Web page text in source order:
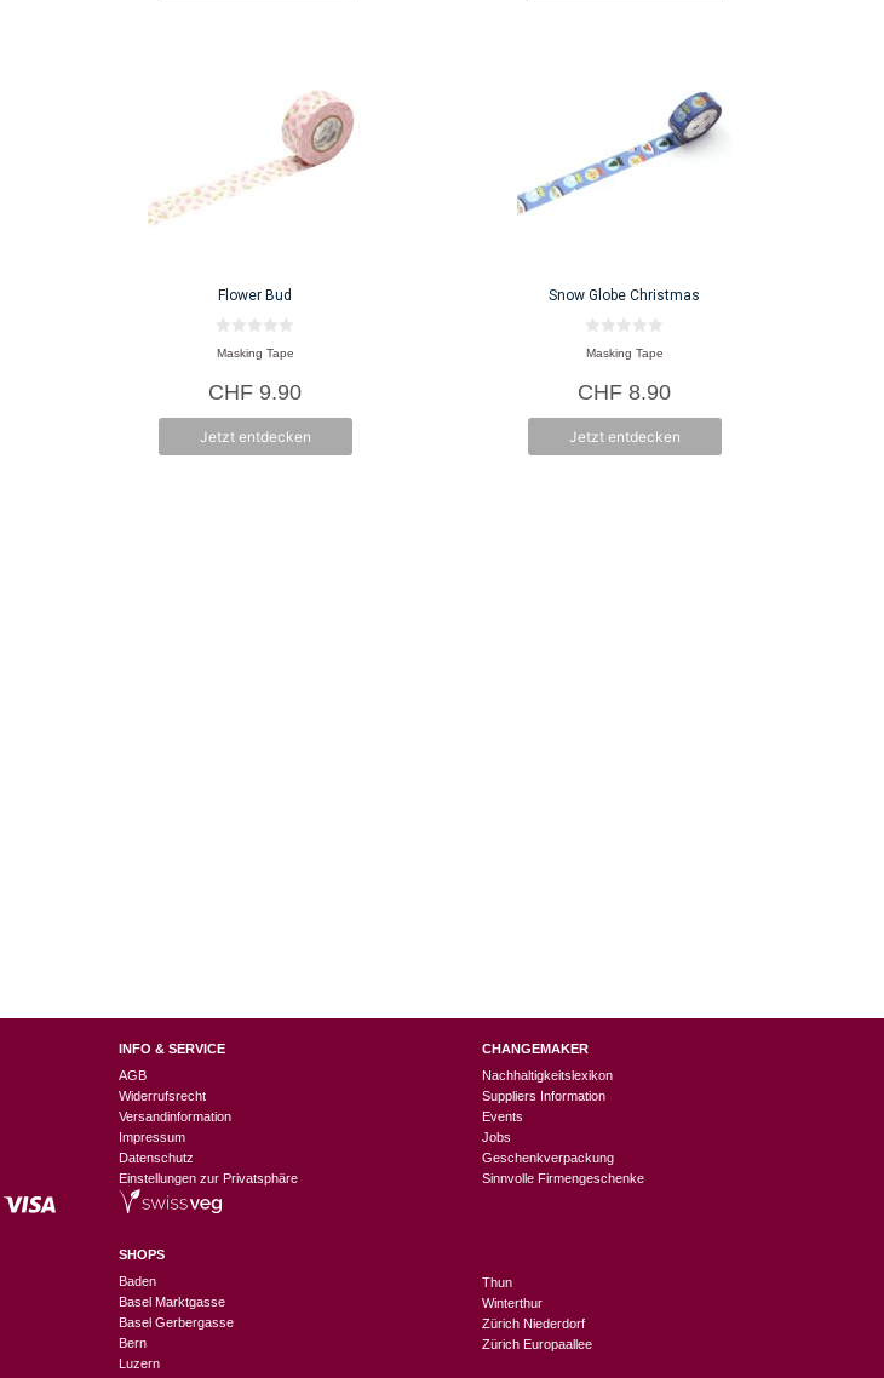
Flower Bud
0
v
n
5
Masking Tape
CHF 9.90
Jetzt entdecken
Snow Globe Christmas
0
v
n
5
Masking Tape
CHF 8.90
Jetzt entdecken
INFO & SERVICE
AGB
Widerrufsrecht
Versandinformation
Impressum
Datenschutz
Einstellungen zur Privatsphäre
SHOPS
Baden
Basel Marktgasse
Basel Gerbergasse
Bern
Luzern
CHANGEMAKER
Nachhaltigkeitslexikon
Suppliers Information
Events
Jobs
Geschenkverpackung
Sinnvolle Firmengeschenke
Thun
Winterthur
Zürich Niederdorf
Zürich Europaallee